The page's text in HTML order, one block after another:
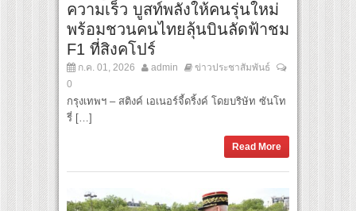
ความเร็ว บูสท์พลังให้คนรุ่นใหม่
พร้อมชวนคนไทยลุ้นบินลัดฟ้าชม
F1 ที่สิงคโปร์
ก.ค. 01, 2026 admin
ข่าวประชาสัมพันธ์
0
กรุงเทพฯ – สติงค์ เอเนอร์จี้ดริ้งค์ โดยบริษัท ซันโท
รี่ […]
Read More